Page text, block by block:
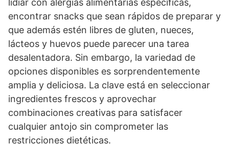
lidiar con alergias alimentarias específicas,
encontrar snacks que sean rápidos de preparar y
que además estén libres de gluten, nueces,
lácteos y huevos puede parecer una tarea
desalentadora. Sin embargo, la variedad de
opciones disponibles es sorprendentemente
amplia y deliciosa. La clave está en seleccionar
ingredientes frescos y aprovechar
combinaciones creativas para satisfacer
cualquier antojo sin comprometer las
restricciones dietéticas.